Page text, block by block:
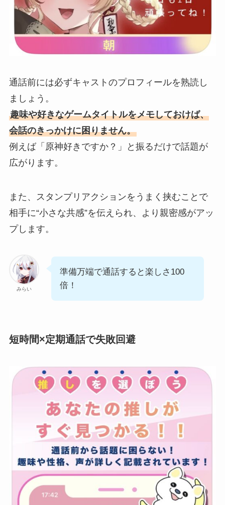
通話前には必ずキャストのプロフィールを熟読し
ましょう。
趣味や好きなゲームタイトルをメモしておけば、
会話のきっかけに困りません。
例えば「原神好きですか？」と振るだけで話題が
広がります。
また、スタンプリアクションをうまく挟むことで
相手に“小さな共感”を伝えられ、より親密感がアッ
プします。
みらい
準備万端で通話すると楽しさ100
倍！
短時間×定期通話で失敗回避